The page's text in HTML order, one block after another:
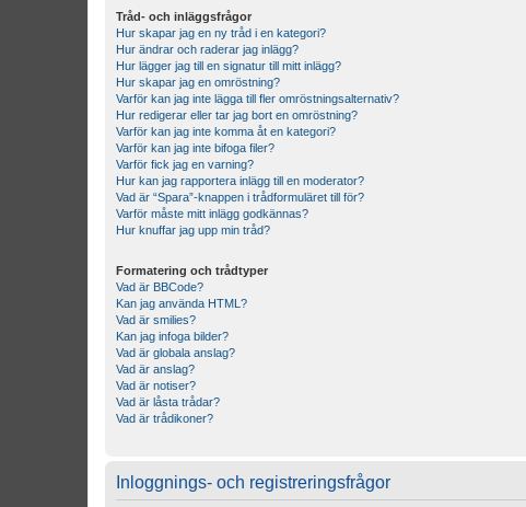
Tråd- och inläggsfrågor
Hur skapar jag en ny tråd i en kategori?
Hur ändrar och raderar jag inlägg?
Hur lägger jag till en signatur till mitt inlägg?
Hur skapar jag en omröstning?
Varför kan jag inte lägga till fler omröstningsalternativ?
Hur redigerar eller tar jag bort en omröstning?
Varför kan jag inte komma åt en kategori?
Varför kan jag inte bifoga filer?
Varför fick jag en varning?
Hur kan jag rapportera inlägg till en moderator?
Vad är “Spara”-knappen i trådformuläret till för?
Varför måste mitt inlägg godkännas?
Hur knuffar jag upp min tråd?
Formatering och trådtyper
Vad är BBCode?
Kan jag använda HTML?
Vad är smilies?
Kan jag infoga bilder?
Vad är globala anslag?
Vad är anslag?
Vad är notiser?
Vad är låsta trådar?
Vad är trådikoner?
Inloggnings- och registreringsfrågor